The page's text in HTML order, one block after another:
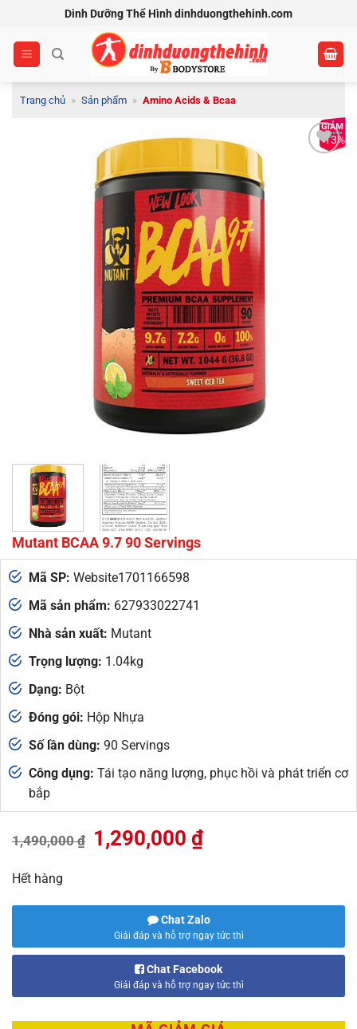
nội
dung
Dinh Dưỡng Thể Hình dinhduongthehinh.com
Trang chủ » Sản phẩm » Amino Acids & Bcaa
-13%
Mutant BCAA 9.7 90 Servings
Mã SP: Website1701166598
Mã sản phẩm: 627933022741
Nhà sản xuất: Mutant
Trọng lượng: 1.04kg
Dạng: Bột
Đóng gói: Hộp Nhựa
Số lần dùng: 90 Servings
Công dụng: Tái tạo năng lượng, phục hồi và phát triển cơ
bắp
1,490,000₫ Giá
gốc
1,290,000₫Giá
Hết hàng
Chat Zalo
Giải đáp và hỗ trợ ngay tức thì
Chat Facebook
Giải đáp và hỗ trợ ngay tức thì